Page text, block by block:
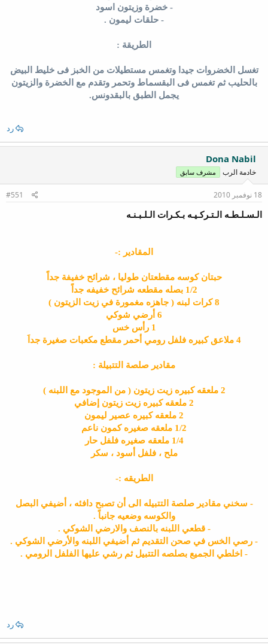
- خضرة وزيتون اسود
- حلقات ليمون .
الطريقة :
تغسل الخضروات جيدا وتغمس مستطيلات من الخبز فى خليط البيض
بالحليب ثم تغمس فى البقسماط وتحمر وتقدم مع الخضرة والزيتون
يجمل الطبق بالبقدونس.
رد
Dona Nabil
خادمة الرب مشرف سابق
18 نوفمبر 2010 #551
الـسـلـطـه الـتـركـيـه بـكـرات الـلـبـنـه
المقادير :-
حبتان كوسه مقطعتان طوليا ، شرائح خفيفة جداً
1/2 بصله مقطعه شرائح خفيفه جداً
8 كرات لبنه ( جاهزه مغمورة في زيت الزيتون )
6 أرضي شوكي
1 رأس خس
4 ملاعق كبيره فلفل رومي أحمر مقطع مكعبات صغيرة جداَ
مقادير صلصة التتبيلة :
2 ملعقه كبيره زيت زيتون ( من الموجود مع اللبنه )
2 ملعقه كبيره زيت زيتون إضافي
2 ملعقه كبيره عصير ليمون
1/2 ملعقه صغيره كمون ناعم
1/4 ملعقه صغيره فلفل حار
ملح ، فلفل أسود ، سكر
الطريقه :-
- سخني مقادير صلصة التتبيله الى أن تصبح دافئه ، أضيفي البصل
والكوسه وضعيه جانباً .
- قطعي اللبنه بالنصف والارضي الشوكي .
- رصي الخس في صحن التقديم ثم أضيفي اللبنه والأرضي الشوكي .
- اخلطي الجميع بصلصه التتبيل ثم رشي عليها الفلفل الرومي .
رد